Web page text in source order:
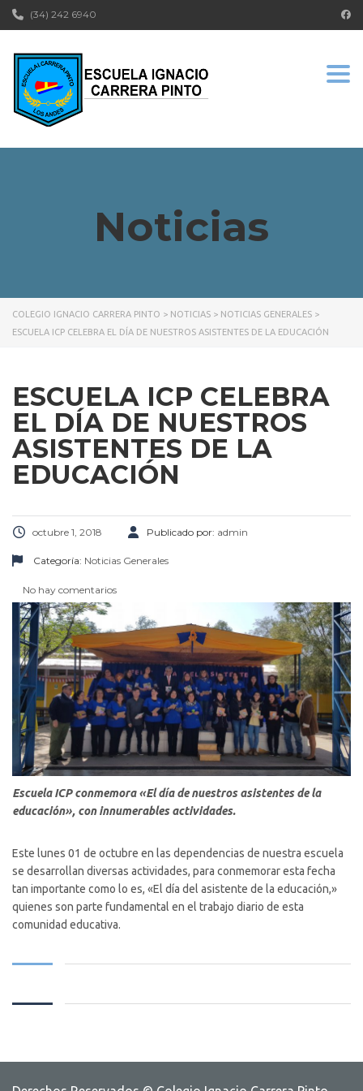
(34) 242 6940
Noticias
COLEGIO IGNACIO CARRERA PINTO > NOTICIAS > NOTICIAS GENERALES >
ESCUELA ICP CELEBRA EL DÍA DE NUESTROS ASISTENTES DE LA EDUCACIÓN
ESCUELA ICP CELEBRA
EL DÍA DE NUESTROS
ASISTENTES DE LA
EDUCACIÓN
octubre 1, 2018 Publicado por: admin
Categoría: Noticias Generales
No hay comentarios
Escuela ICP conmemora «El día de nuestros asistentes de la
educación», con innumerables actividades.
Este lunes 01 de octubre en las dependencias de nuestra escuela
se desarrollan diversas actividades, para conmemorar esta fecha
tan importante como lo es, «El día del asistente de la educación,»
quienes son parte fundamental en el trabajo diario de esta
comunidad educativa.